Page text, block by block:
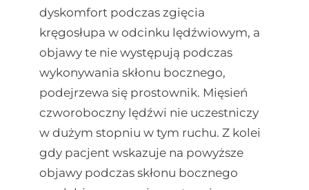
dyskomfort podczas zgięcia
kręgosłupa w odcinku lędźwiowym, a
objawy te nie występują podczas
wykonywania skłonu bocznego,
podejrzewa się prostownik. Mięsień
czworoboczny lędźwi nie uczestniczy
w dużym stopniu w tym ruchu. Z kolei
gdy pacjent wskazuje na powyższe
objawy podczas skłonu bocznego